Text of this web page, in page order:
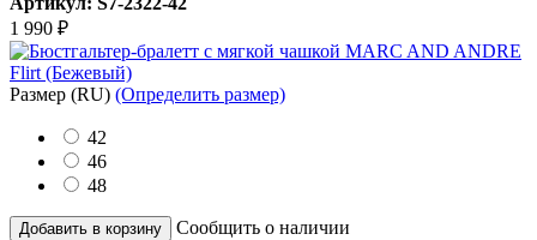
1 990 ₽
Размер (RU) (Определить размер)
42
46
48
Добавить в корзину Сообщить о наличии